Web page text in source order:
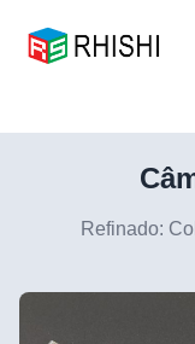
Refinado: